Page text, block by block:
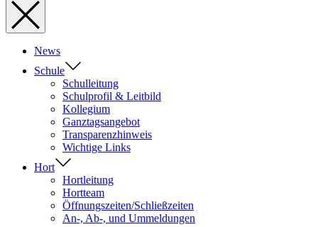
News
Schule
Schulleitung
Schulprofil & Leitbild
Kollegium
Ganztagsangebot
Transparenzhinweis
Wichtige Links
Hort
Hortleitung
Hortteam
Öffnungszeiten/Schließzeiten
An-, Ab-, und Ummeldungen